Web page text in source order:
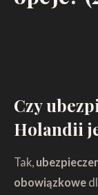
Czy
Holandii
Tak,
obowiązkowe